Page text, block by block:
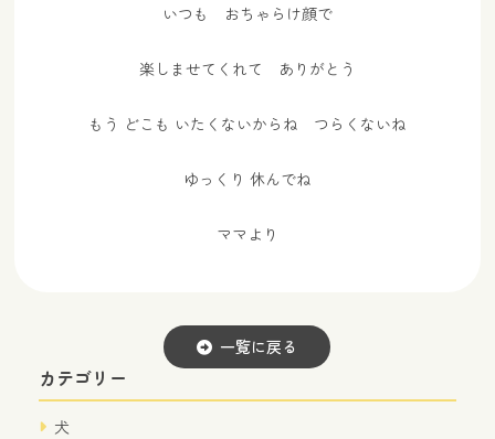
いつも おちゃらけ顔で
楽しませてくれて ありがとう
もう どこも いたくないからね つらくないね
ゆっくり 休んでね
ママより
一覧に戻る
カテゴリー
犬